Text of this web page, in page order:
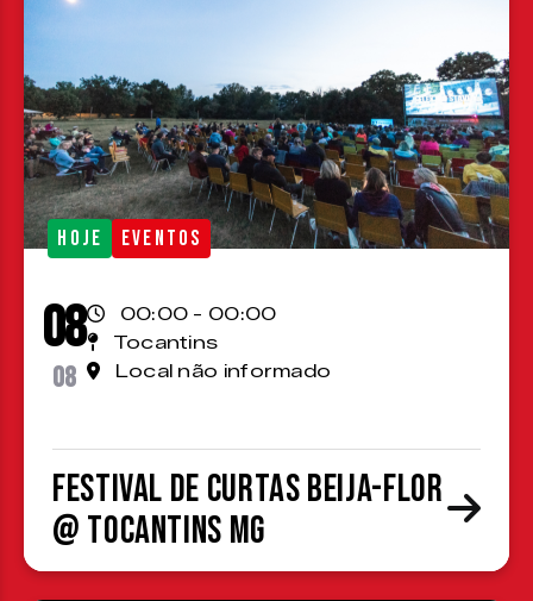
HOJE EVENTOS
08
08
00:00 - 00:00
Tocantins
Local não informado
Festival de Curtas Beija-Flor
@ Tocantins MG